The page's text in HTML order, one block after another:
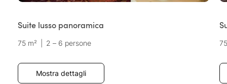
Suite lusso panoramica
75 m² 2 – 6 persone
Mostra dettagli